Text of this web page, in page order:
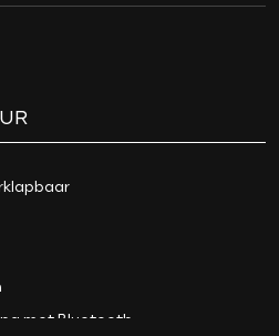
Icy Sunshine Blue
BTW
met Bluetooth